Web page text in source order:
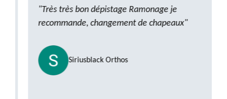
"Très très bon dépistage Ramonage je
recommande, changement de chapeaux"
Siriusblack Orthos